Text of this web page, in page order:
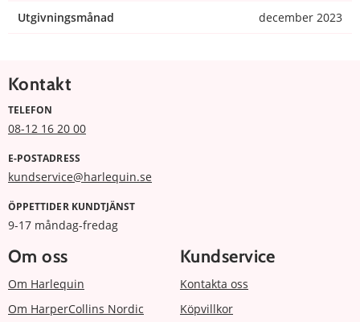
Utgivningsmånad december 2023
Kontakt
TELEFON
08-12 16 20 00
E-POSTADRESS
kundservice@harlequin.se
ÖPPETTIDER KUNDTJÄNST
9-17 måndag-fredag
Om oss
Om Harlequin
Om HarperCollins Nordic
Kundservice
Kontakta oss
Köpvillkor